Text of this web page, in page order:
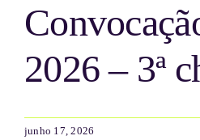
2026 – 3ª
junho 17, 2026